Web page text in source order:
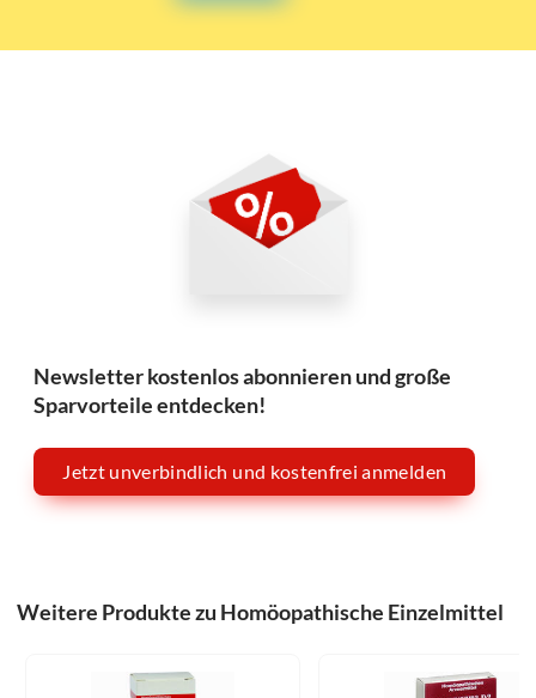
Newsletter kostenlos abonnieren und große
Sparvorteile entdecken!
Jetzt unverbindlich und kostenfrei anmelden
Weitere Produkte zu Homöopathische Einzelmittel